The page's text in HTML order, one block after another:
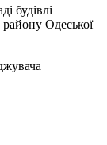
будівлі
Одеської